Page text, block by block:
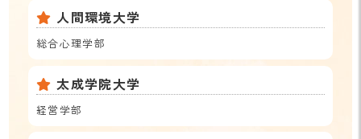
人間環境大学
総合心理学部
太成学院大学
経営学部